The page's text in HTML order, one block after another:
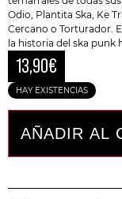
Odio, Plantita Ska, Ke
Cercano o Torturador.
la historia del ska punk
13,90€
HAY EXISTENCIAS
AÑADIR AL